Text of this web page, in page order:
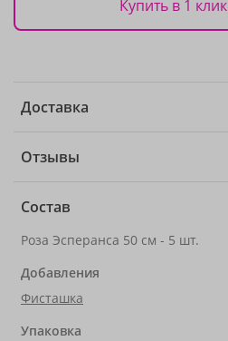
Купить в 1 клик
Доставка
Отзывы
Состав
Роза Эсперанса 50 см - 5 шт.
Добавления
Фисташка
Упаковка